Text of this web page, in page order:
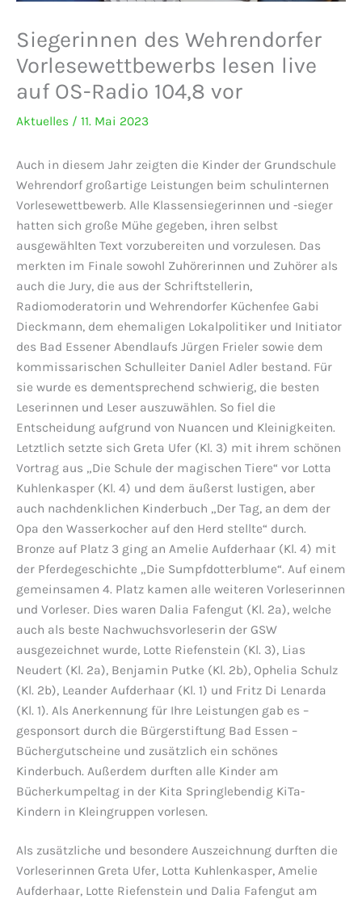
Siegerinnen des Wehrendorfer
Vorlesewettbewerbs lesen live
auf OS-Radio 104,8 vor
Aktuelles / 11. Mai 2023
Auch in diesem Jahr zeigten die Kinder der Grundschule
Wehrendorf großartige Leistungen beim schulinternen
Vorlesewettbewerb. Alle Klassensiegerinnen und -sieger
hatten sich große Mühe gegeben, ihren selbst
ausgewählten Text vorzubereiten und vorzulesen. Das
merkten im Finale sowohl Zuhörerinnen und Zuhörer als
auch die Jury, die aus der Schriftstellerin,
Radiomoderatorin und Wehrendorfer Küchenfee Gabi
Dieckmann, dem ehemaligen Lokalpolitiker und Initiator
des Bad Essener Abendlaufs Jürgen Frieler sowie dem
kommissarischen Schulleiter Daniel Adler bestand. Für
sie wurde es dementsprechend schwierig, die besten
Leserinnen und Leser auszuwählen. So fiel die
Entscheidung aufgrund von Nuancen und Kleinigkeiten.
Letztlich setzte sich Greta Ufer (Kl. 3) mit ihrem schönen
Vortrag aus „Die Schule der magischen Tiere“ vor Lotta
Kuhlenkasper (Kl. 4) und dem äußerst lustigen, aber
auch nachdenklichen Kinderbuch „Der Tag, an dem der
Opa den Wasserkocher auf den Herd stellte“ durch.
Bronze auf Platz 3 ging an Amelie Aufderhaar (Kl. 4) mit
der Pferdegeschichte „Die Sumpfdotterblume“. Auf einem
gemeinsamen 4. Platz kamen alle weiteren Vorleserinnen
und Vorleser. Dies waren Dalia Fafengut (Kl. 2a), welche
auch als beste Nachwuchsvorleserin der GSW
ausgezeichnet wurde, Lotte Riefenstein (Kl. 3), Lias
Neudert (Kl. 2a), Benjamin Putke (Kl. 2b), Ophelia Schulz
(Kl. 2b), Leander Aufderhaar (Kl. 1) und Fritz Di Lenarda
(Kl. 1). Als Anerkennung für Ihre Leistungen gab es –
gesponsort durch die Bürgerstiftung Bad Essen –
Büchergutscheine und zusätzlich ein schönes
Kinderbuch. Außerdem durften alle Kinder am
Bücherkumpeltag in der Kita Springlebendig KiTa-
Kindern in Kleingruppen vorlesen.
Als zusätzliche und besondere Auszeichnung durften die
Vorleserinnen Greta Ufer, Lotta Kuhlenkasper, Amelie
Aufderhaar, Lotte Riefenstein und Dalia Fafengut am